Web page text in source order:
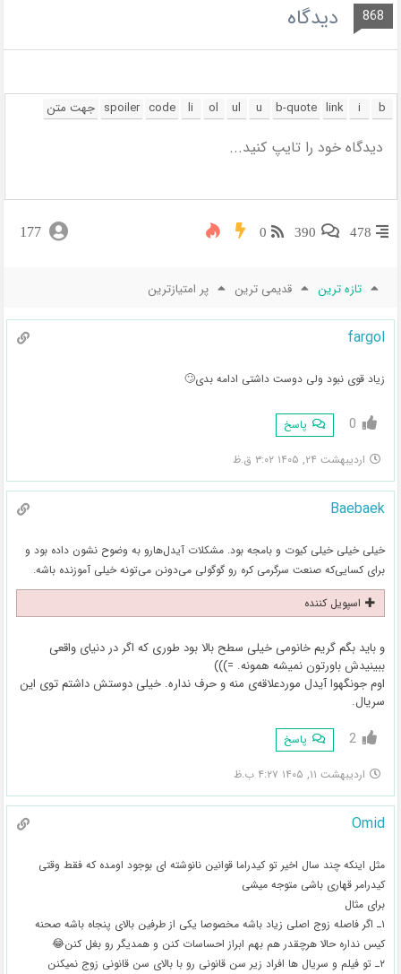
868 دیدگاه
478
390
0
177
تازه ترین قدیمی ترین پر امتیازترین
fargol
زیاد قوی نبود ولی دوست داشتی ادامه بدی🙄
0 پاسخ
اردیبهشت ۲۴, ۱۴۰۵ ۳:۰۲ ق.ظ
Baebaek
خیلی خیلی خیلی کیوت و بامجه بود. مشکلات آیدل‌هارو به وضوح نشون داده بود و
برای کسایی‌که صنعت سرگرمی کره رو گوگولی می‌دونن می‌تونه خیلی آموزنده باشه.
اسپویل کننده
و باید بگم‌ گریم خانومی خیلی سطح بالا بود طوری که اگر در دنیای واقعی
ببینیدش باورتون نمیشه همونه. =)))
اوم جونگهوا آیدل موردعلاقه‌ی منه و حرف نداره. خیلی دوستش داشتم توی این
سریال.
2 پاسخ
اردیبهشت ۱۱, ۱۴۰۵ ۴:۲۷ ب.ظ
Omid
مثل اینکه چند سال اخیر تو کیدراما قوانین نانوشته ای بوجود اومده که فقط وقتی
کیدرامر قهاری باشی متوجه میشی
برای مثال
۱ـ اگر فاصله زوج اصلی زیاد باشه مخصوصا یکی از طرفین بالای پنجاه باشه صحنه
کیس نداره حالا هرچقدر هم بهم ابراز احساسات کنن و همدیگر رو بغل کنن😂
۲ـ تو فیلم و سریال ها افراد زیر سن قانونی رو با بالای سن قانونی زوج نمیکنن